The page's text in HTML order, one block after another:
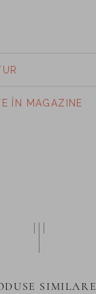
ÎN MAGAZINE
SIMILARE